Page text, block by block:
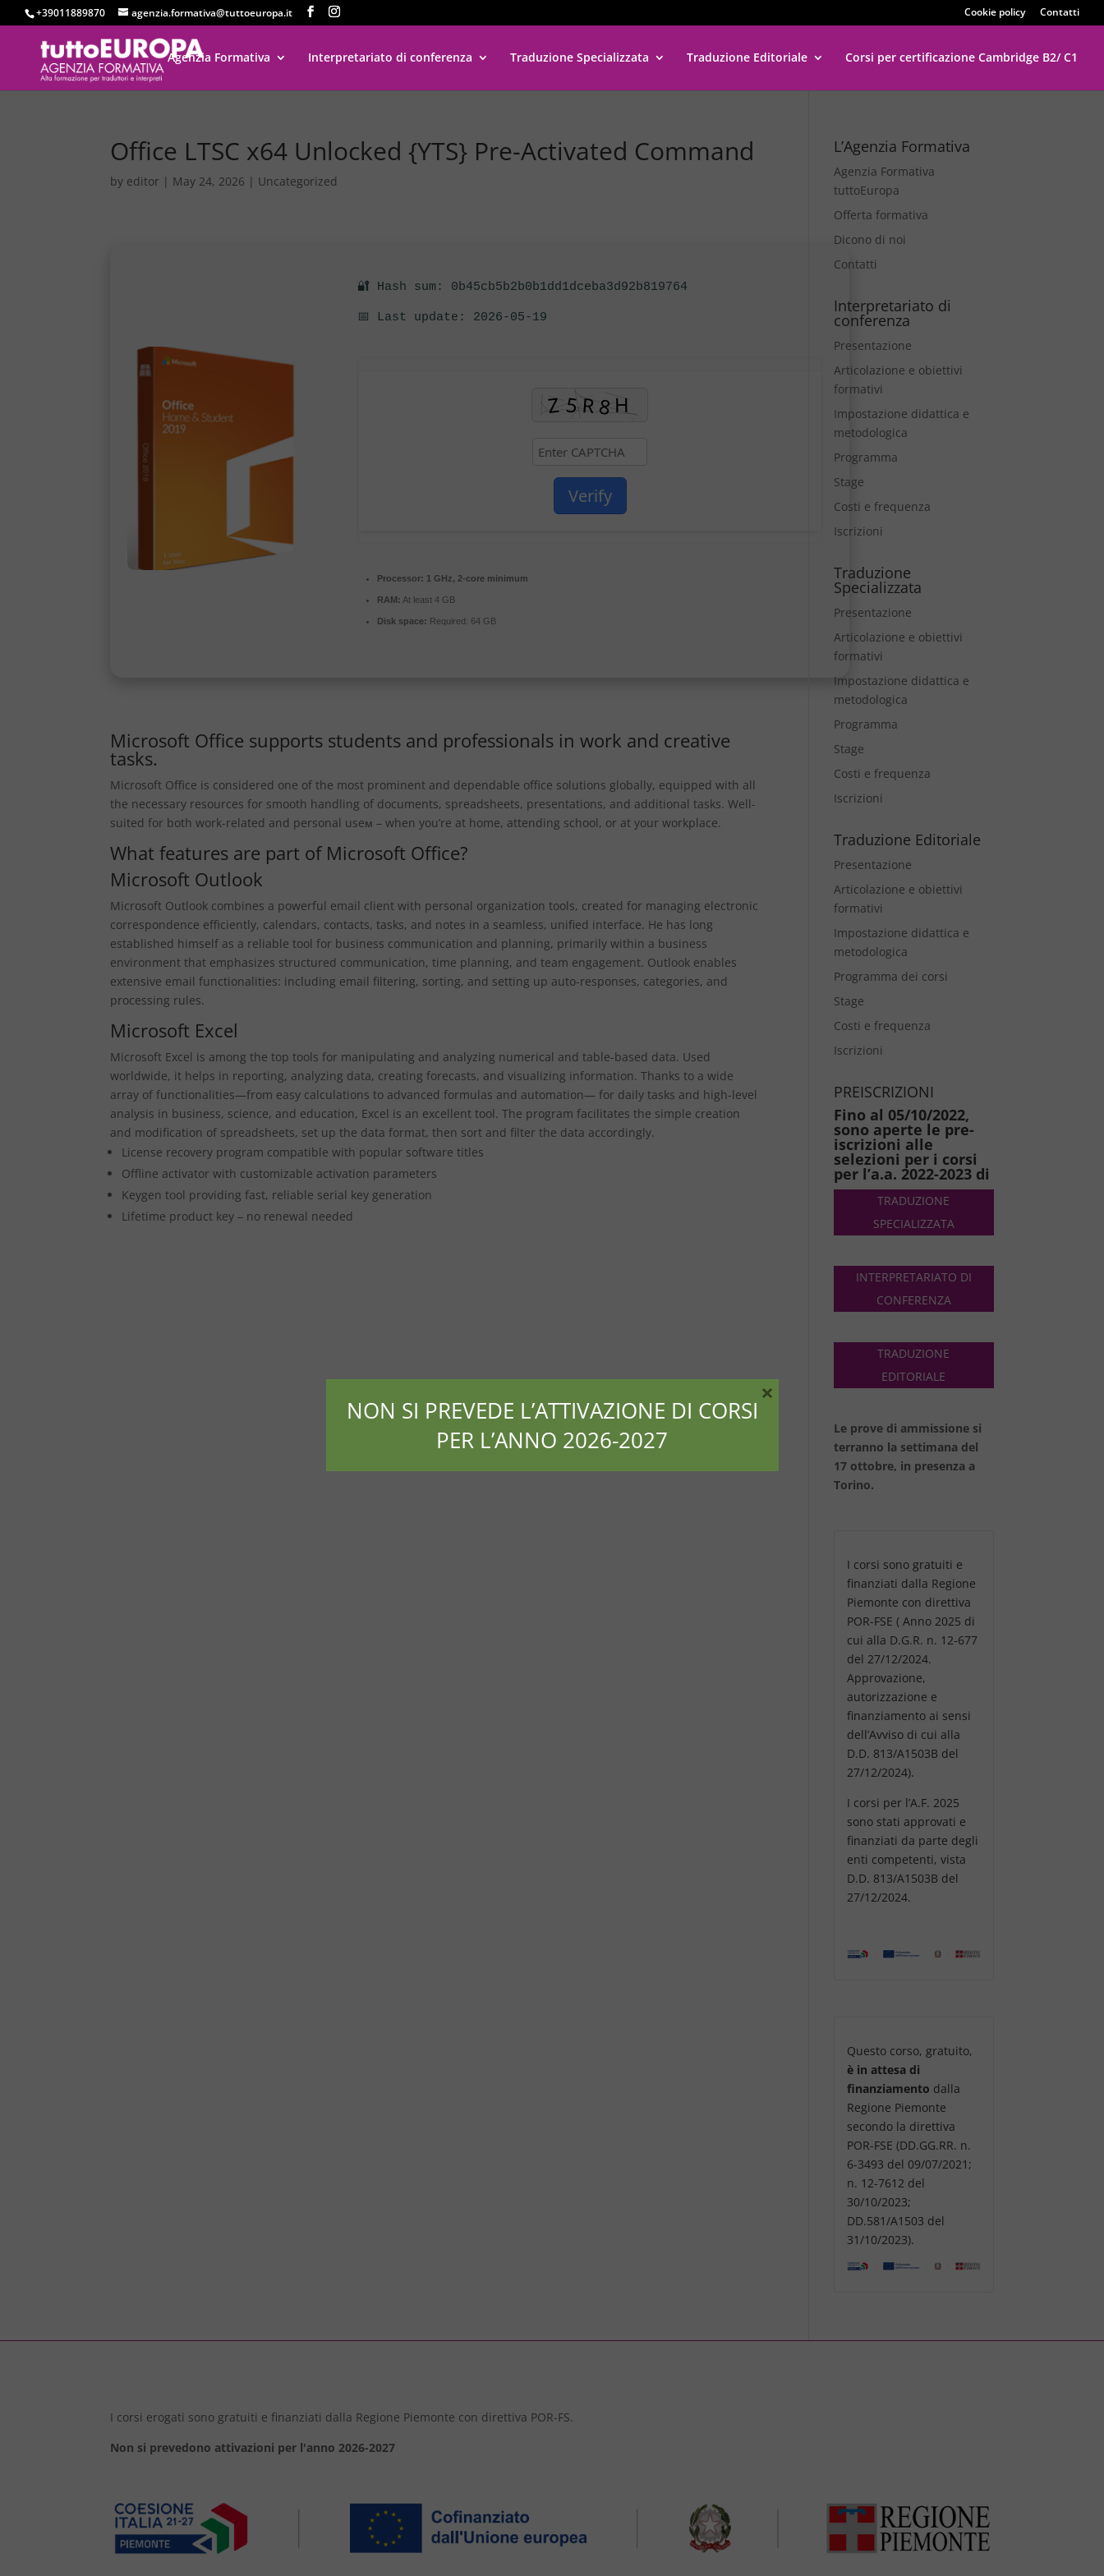
+39011889870 agenzia.formativa@tuttoeuropa.it Cookie policy Contatti
Agenzia Formativa Interpretariato di conferenza Traduzione Specializzata Traduzione Editoriale Corsi per certificazione Cambridge B2/ C1
Office LTSC x64 Unlocked {YTS} Pre-Activated Command
by editor | May 24, 2026 | Uncategorized
🔐 Hash sum: 0b45cb5b2b0b1dd1dceba3d92b819764
📅 Last update: 2026-05-19
Verify
Processor: 1 GHz, 2-core minimum
RAM: At least 4 GB
Disk space: Required: 64 GB
Microsoft Office supports students and professionals in work and creative
tasks.
Microsoft Office is considered one of the most prominent and dependable office solutions globally, equipped with all
the necessary resources for smooth handling of documents, spreadsheets, presentations, and additional tasks. Well-
suited for both work-related and personal useм – when you’re at home, attending school, or at your workplace.
What features are part of Microsoft Office?
Microsoft Outlook
Microsoft Outlook combines a powerful email client with personal organization tools, created for managing electronic
correspondence efficiently, calendars, contacts, tasks, and notes in a seamless, unified interface. He has long
established himself as a reliable tool for business communication and planning, primarily within a business
environment that emphasizes structured communication, time planning, and team engagement. Outlook enables
extensive email functionalities: including email filtering, sorting, and setting up auto-responses, categories, and
processing rules.
Microsoft Excel
Microsoft Excel is among the top tools for manipulating and analyzing numerical and table-based data. Used
worldwide, it helps in reporting, analyzing data, creating forecasts, and visualizing information. Thanks to a wide
array of functionalities—from easy calculations to advanced formulas and automation— for daily tasks and high-level
analysis in business, science, and education, Excel is an excellent tool. The program facilitates the simple creation
and modification of spreadsheets, set up the data format, then sort and filter the data accordingly.
License recovery program compatible with popular software titles
Offline activator with customizable activation parameters
Keygen tool providing fast, reliable serial key generation
Lifetime product key – no renewal needed
L’Agenzia Formativa
Agenzia Formativa
tuttoEuropa
Offerta formativa
Dicono di noi
Contatti
Interpretariato di
conferenza
Presentazione
Articolazione e obiettivi
formativi
Impostazione didattica e
metodologica
Programma
Stage
Costi e frequenza
Iscrizioni
Traduzione
Specializzata
Presentazione
Articolazione e obiettivi
formativi
Impostazione didattica e
metodologica
Programma
Stage
Costi e frequenza
Iscrizioni
Traduzione Editoriale
Presentazione
Articolazione e obiettivi
formativi
Impostazione didattica e
metodologica
Programma dei corsi
Stage
Costi e frequenza
Iscrizioni
PREISCRIZIONI
Fino al 05/10/2022,
sono aperte le pre-
iscrizioni alle
selezioni per i corsi
per l’a.a. 2022-2023 di
TRADUZIONE
SPECIALIZZATA
INTERPRETARIATO DI
CONFERENZA
TRADUZIONE
EDITORIALE
Le prove di ammissione si
terranno la settimana del
17 ottobre, in presenza a
Torino.
I corsi sono gratuiti e
finanziati dalla Regione
Piemonte con direttiva
POR-FSE ( Anno 2025 di
cui alla D.G.R. n. 12-677
del 27/12/2024.
Approvazione,
autorizzazione e
finanziamento ai sensi
dell’Avviso di cui alla
D.D. 813/A1503B del
27/12/2024).
I corsi per l’A.F. 2025
sono stati approvati e
finanziati da parte degli
enti competenti, vista
D.D. 813/A1503B del
27/12/2024.
Questo corso, gratuito,
è in attesa di
finanziamento dalla
Regione Piemonte
secondo la direttiva
POR-FSE (DD.GG.RR. n.
6-3493 del 09/07/2021;
n. 12-7612 del
30/10/2023;
DD.581/A1503 del
31/10/2023).
I corsi erogati sono gratuiti e finanziati dalla Regione Piemonte con direttiva POR-FS.
Non si prevedono attivazioni per l'anno 2026-2027
NON SI PREVEDE L’ATTIVAZIONE DI CORSI
PER L’ANNO 2026-2027
×